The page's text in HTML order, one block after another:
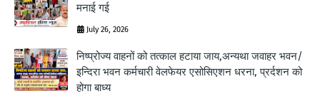
मनाई गई
July 26, 2026
निष्प्रोज्य वाहनों को तत्काल हटाया जाय,अन्यथा जवाहर भवन/
इन्दिरा भवन कर्मचारी वेलफेयर एसोसिएशन धरना, प्रर्दशन को
होगा बाध्य